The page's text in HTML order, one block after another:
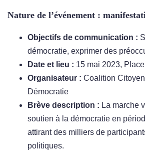
Nature de l’événement :
Objectifs de communication :
démocratie, exprimer des
Date et lieu : 15 mai 2023,
Organisateur : Coalition
Démocratie
Brève description : La marche
soutien à la démocratie en
attirant des milliers de
politiques.